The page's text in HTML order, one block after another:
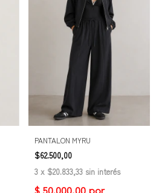
PANTALON MYRU
$62.500,00
3 x $20.833,33 sin interés